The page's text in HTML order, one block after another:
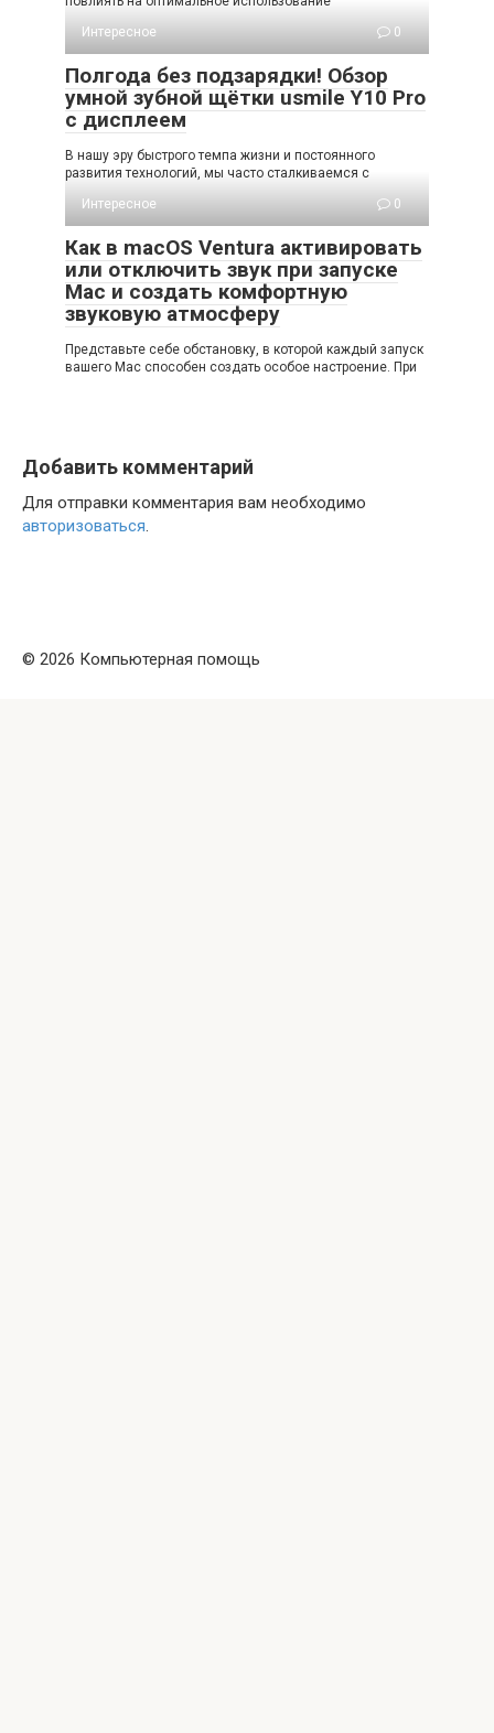
Интересное
0
Полгода без подзарядки! Обзор
умной зубной щётки usmile Y10 Pro
с дисплеем
В нашу эру быстрого темпа жизни и постоянного
развития технологий, мы часто сталкиваемся с
Интересное
0
Как в macOS Ventura активировать
или отключить звук при запуске
Mac и создать комфортную
звуковую атмосферу
Представьте себе обстановку, в которой каждый запуск
вашего Mac способен создать особое настроение. При
Добавить комментарий
Для отправки комментария вам необходимо
авторизоваться.
© 2026 Компьютерная помощь